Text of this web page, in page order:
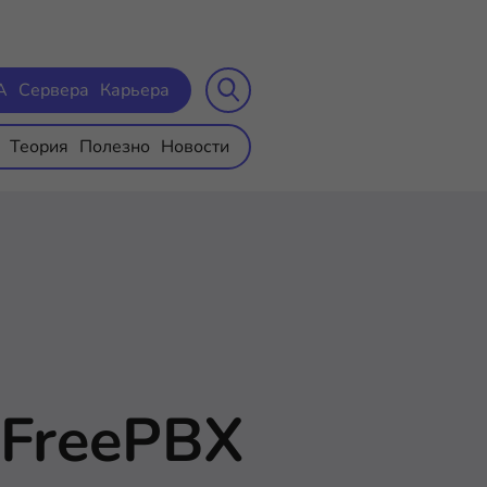
Сервера Карьера
Теория Полезно Новости